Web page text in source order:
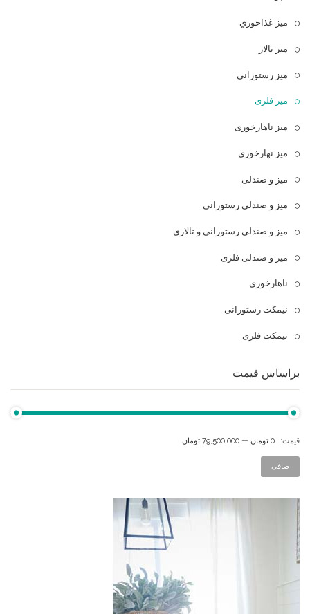
ميز غذاخوري
میز تالار
میز رستورانی
میز فلزی
میز ناهارخوری
میز نهارخوری
میز و صندلی
میز و صندلی رستورانی
میز و صندلی رستورانی و تالاری
میز و صندلی فلزی
ناهارخوری
نیمکت رستورانی
نیمکت فلزی
براساس قیمت
صافی
قيمت: 0 تومان — 79,500,000 تومان